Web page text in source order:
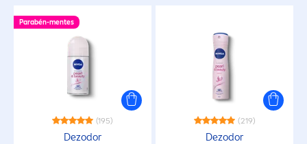
Parabén-mentes
(195)
Dezodor
(219)
Dezodor